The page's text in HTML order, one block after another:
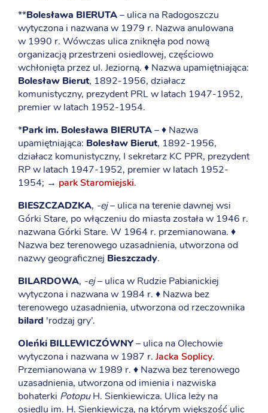
**Bolesława BIERUTA– ulica na Radogoszczu
wytyczona i nazwana w 1979 r. Nazwa anulowana
w 1990 r. Wówczas ulica zniknęła pod nową
organizacją przestrzeni osiedlowej, częściowo
wchłonięta przez ul. Jeziorną. ♦ Nazwa upamiętniająca:
Bolesław Bierut, 1892-1956, działacz
komunistyczny, prezydent PRL w latach 1947-1952,
premier w latach 1952-1954.
*Park im. Bolesława BIERUTA– ♦ Nazwa
upamiętniająca: Bolesław Bierut, 1892-1956,
działacz komunistyczny, I sekretarz KC PPR, prezydent
RP w latach 1947-1952, premier w latach 1952-
1954; → park Staromiejski.
BIESZCZADZKA, -ej– ulica na terenie dawnej wsi
Górki Stare, po włączeniu do miasta została w 1946 r.
nazwana Górki Stare. W 1964 r. przemianowana. ♦
Nazwa bez terenowego uzasadnienia, utworzona od
nazwy geograficznej Bieszczady.
BILARDOWA, -ej– ulica w Rudzie Pabianickiej
wytyczona i nazwana w 1984 r. ♦ Nazwa bez
terenowego uzasadnienia, utworzona od rzeczownika
bilard 'rodzaj gry’.
Oleńki BILLEWICZÓWNY– ulica na Olechowie
wytyczona i nazwana w 1987 r. Jacka Soplicy.
Przemianowana w 1989 r. ♦ Nazwa bez terenowego
uzasadnienia, utworzona od imienia i nazwiska
bohaterki PotopuH. Sienkiewicza. Ulica leży na
osiedlu im. H. Sienkiewicza, na którym większość ulic